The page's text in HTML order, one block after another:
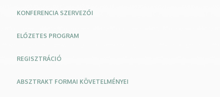
KONFERENCIA SZERVEZŐI
ELŐZETES PROGRAM
REGISZTRÁCIÓ
ABSZTRAKT FORMAI KÖVETELMÉNYEI